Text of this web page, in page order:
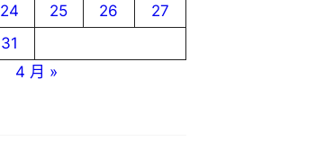
24 25 26
27
31
4 月 »